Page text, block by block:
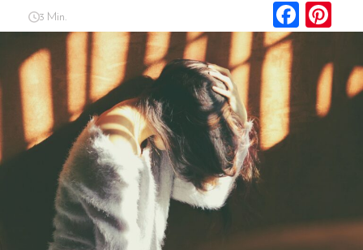
3 Min.